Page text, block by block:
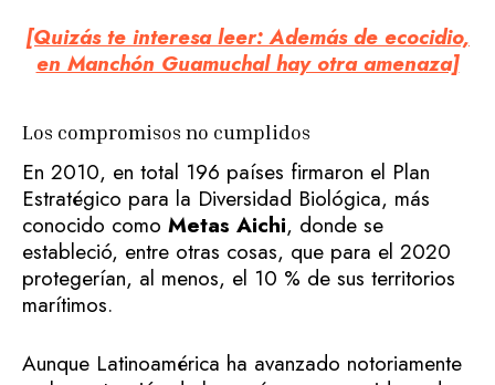
[Quizás te interesa leer: Además de ecocidio,
en Manchón Guamuchal hay otra amenaza]
Los compromisos no cumplidos
En 2010, en total 196 países firmaron el Plan
Estratégico para la Diversidad Biológica, más
conocido como Metas Aichi, donde se
estableció, entre otras cosas, que para el 2020
protegerían, al menos, el 10 % de sus territorios
marítimos.
Aunque Latinoamérica ha avanzado notoriamente